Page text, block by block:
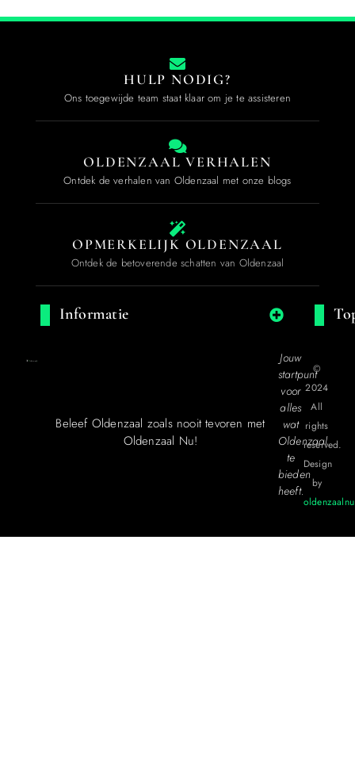
HULP NODIG?
Ons toegewijde team staat klaar om je te assisteren
OLDENZAAL VERHALEN
Ontdek de verhalen van Oldenzaal met onze blogs
OPMERKELIJK OLDENZAAL
Ontdek de betoverende schatten van Oldenzaal
Informatie
Beleef Oldenzaal zoals nooit tevoren met
Oldenzaal Nu!
Jouw
startpunt
voor
alles
wat
Oldenzaal
te
bieden
heeft.
©
2024
All
rights
reserved.
Design
by